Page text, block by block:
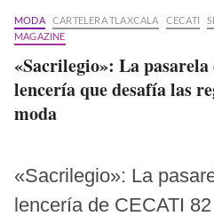
MODA CARTELERA TLAXCALA CECATI
MAGAZINE
«Sacrilegio»: La pasarela
lencería que desafía las
moda
«Sacrilegio»: La
lencería de CECATI